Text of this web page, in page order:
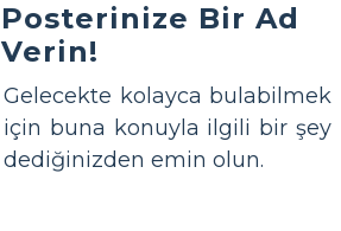
Posterinize Bir Ad
Verin!
Gelecekte kolayca bulabilmek
için buna konuyla ilgili bir şey
dediğinizden emin olun.